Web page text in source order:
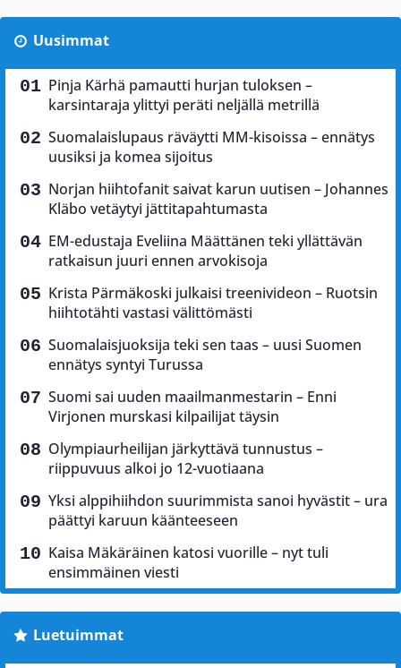
Uusimmat
Pinja Kärhä pamautti hurjan tuloksen –
karsintaraja ylittyi peräti neljällä metrillä
Suomalaislupaus räväytti MM-kisoissa – ennätys
uusiksi ja komea sijoitus
Norjan hiihtofanit saivat karun uutisen – Johannes
Kläbo vetäytyi jättitapahtumasta
EM-edustaja Eveliina Määttänen teki yllättävän
ratkaisun juuri ennen arvokisoja
Krista Pärmäkoski julkaisi treenivideon – Ruotsin
hiihtotähti vastasi välittömästi
Suomalaisjuoksija teki sen taas – uusi Suomen
ennätys syntyi Turussa
Suomi sai uuden maailmanmestarin – Enni
Virjonen murskasi kilpailijat täysin
Olympiaurheilijan järkyttävä tunnustus –
riippuvuus alkoi jo 12-vuotiaana
Yksi alppihiihdon suurimmista sanoi hyvästit – ura
päättyi karuun käänteeseen
Kaisa Mäkäräinen katosi vuorille – nyt tuli
ensimmäinen viesti
Luetuimmat